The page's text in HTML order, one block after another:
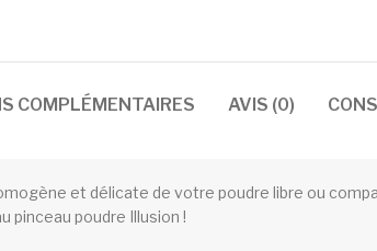
COMPLÉMENTAIRES AVIS (0)
et délicate de votre poudre libre ou
pinceau poudre Illusion !